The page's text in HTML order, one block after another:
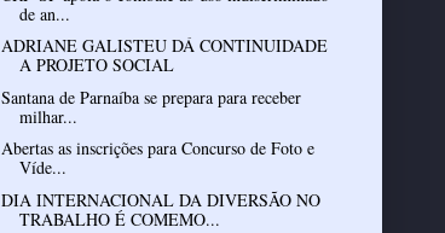
de an...
ADRIANE GALISTEU DÁ CONTINUIDADE
A PROJETO SOCIAL
Santana de Parnaíba se prepara para receber
milhar...
Abertas as inscrições para Concurso de Foto e
Víde...
DIA INTERNACIONAL DA DIVERSÃO NO
TRABALHO É COMEMO...